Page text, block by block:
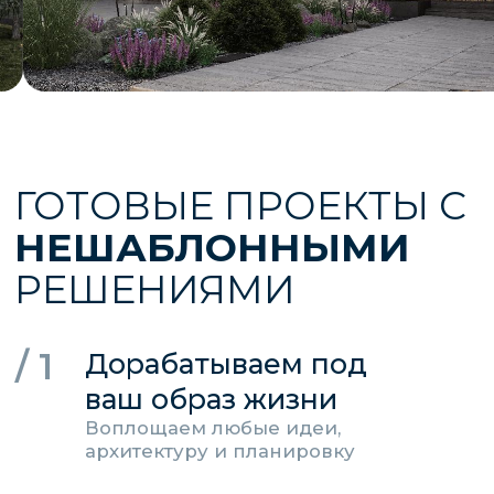
Готовы начать? Рассчитайте стоимость!
друзьями, восполнять силы
ВАРИАНТЫ
КОМПЛЕКТАЦИИ
Базовая
коробка дома с окнами, дом
Вынос осей дома геодезическим
оборудованием
Подготовка пятна застройки к
строительным работам